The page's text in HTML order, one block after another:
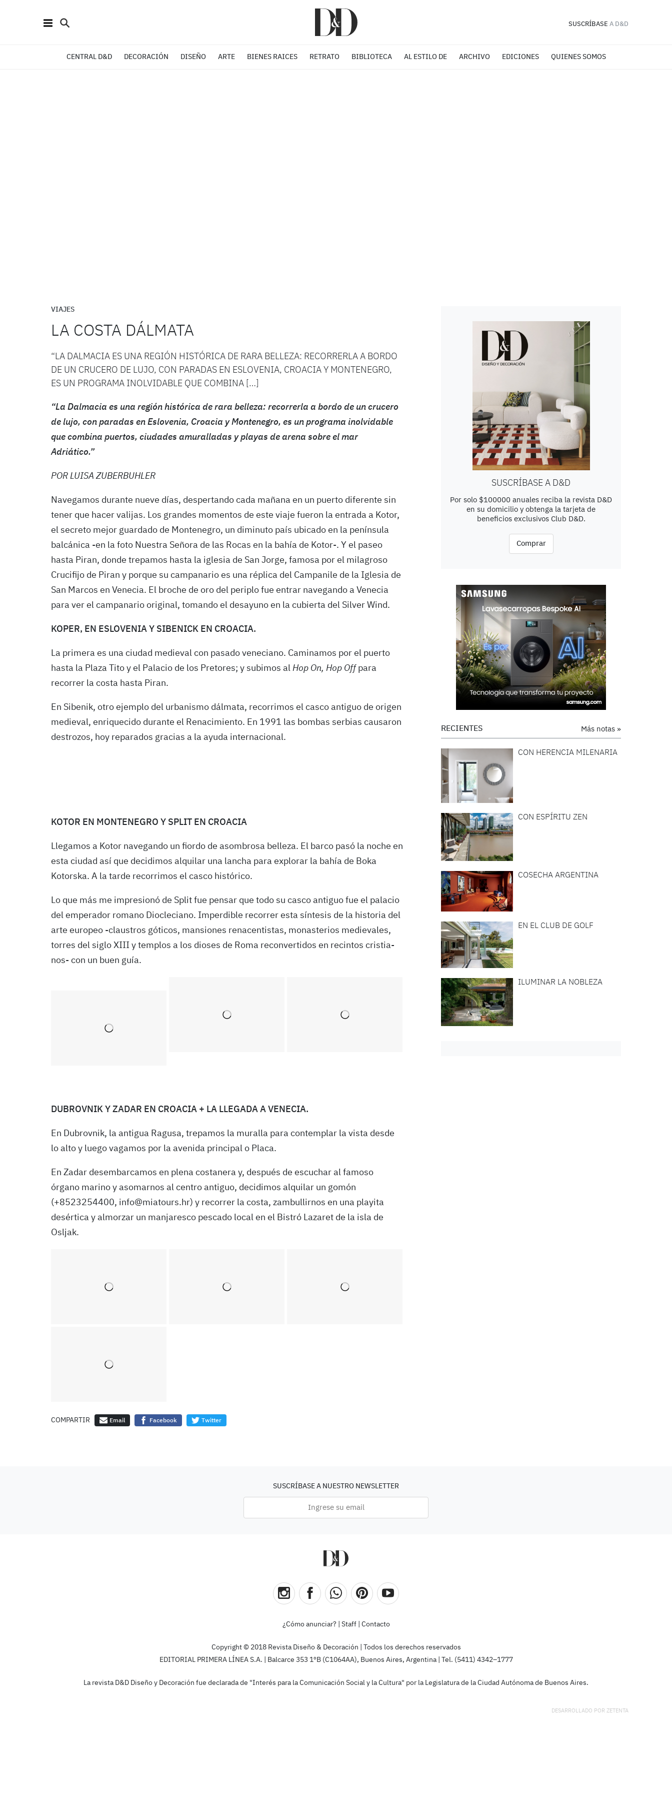
SUSCRÍBASE A D&D
CENTRAL D&D DECORACIÓN DISEÑO ARTE BIENES RAICES RETRATO BIBLIOTECA AL ESTILO DE ARCHIVO EDICIONES QUIENES SOMOS
VIAJES
LA COSTA DÁLMATA
“LA DALMACIA ES UNA REGIÓN HISTÓRICA DE RARA BELLEZA: RECORRERLA A BORDO
DE UN CRUCERO DE LUJO, CON PARADAS EN ESLOVENIA, CROACIA Y MONTENEGRO,
ES UN PROGRAMA INOLVIDABLE QUE COMBINA […]
“La Dalmacia es una región histórica de rara belleza: recorrerla a bordo de un crucero
de lujo, con paradas en Eslovenia, Croacia y Montenegro, es un programa inolvidable
que combina puertos, ciudades amuralladas y playas de arena sobre el mar
Adriático.”
POR LUISA ZUBERBUHLER
Navegamos durante nueve días, despertando cada mañana en un puerto diferente sin
tener que hacer valijas. Los grandes momentos de este viaje fueron la entrada a Kotor,
el secreto mejor guardado de Montenegro, un diminuto país ubicado en la península
balcánica -en la foto Nuestra Señora de las Rocas en la bahía de Kotor-. Y el paseo
hasta Piran, donde trepamos hasta la iglesia de San Jorge, famosa por el mila­groso
Crucifijo de Piran y porque su cam­panario es una réplica del Campanile de la Iglesia de
San Marcos en Venecia. El broche de oro del periplo fue entrar nave­gando a Venecia
para ver el campanario original, tomando el desayuno en la cubierta del Silver Wind.
KOPER, EN ESLOVENIA Y SIBENICK EN CROACIA.
La primera es una ciudad medieval con pasado veneciano. Caminamos por el puerto
hasta la Plaza Tito y el Palacio de los Pretores; y subimos al Hop On, Hop Off para
recorrer la costa hasta Piran.
En Sibenik, otro ejemplo del urbanismo dálmata, recorrimos el casco antiguo de origen
medieval, enriquecido durante el Renacimiento. En 1991 las bombas serbias causaron
des­trozos, hoy reparados gracias a la ayuda internacional.
KOTOR EN MONTENEGRO Y SPLIT EN CROACIA
Llegamos a Kotor navegando un fiordo de asom­brosa belleza. El barco pasó la noche en
esta ciudad así que decidimos alquilar una lancha para explorar la bahía de Boka
Kotorska. A la tarde recorrimos el casco histórico.
Lo que más me impresionó de Split fue pensar que todo su casco antiguo fue el palacio
del emperador romano Diocleciano. Imperdible recorrer esta sín­tesis de la historia del
arte europeo -claustros góticos, mansiones renacentistas, monasterios medievales,
torres del siglo XIII y templos a los dioses de Roma reconvertidos en recintos cristia­
nos- con un buen guía.
DUBROVNIK Y ZADAR EN CROACIA + LA LLEGADA A VENECIA.
En Dubrovnik, la antigua Ragusa, trepamos la muralla para con­templar la vista desde
lo alto y luego vagamos por la avenida principal o Placa.
En Zadar desembarcamos en plena costanera y, después de escuchar al famoso
órgano marino y asomarnos al centro anti­guo, decidimos alquilar un gomón
(+8523254400, info@mia­tours.hr) y recorrer la costa, zambullirnos en una playita
desértica y almorzar un manjaresco pescado local en el Bistró Lazaret de la isla de
Osljak.
COMPARTIR Email Facebook Twitter
SUSCRÍBASE A D&D
Por solo $100000 anuales reciba la revista D&D
en su domicilio y obtenga la tarjeta de
beneficios exclusivos Club D&D.
Comprar
Más notas »
RECIENTES
CON HERENCIA MILENARIA
CON ESPÍRITU ZEN
COSECHA ARGENTINA
EN EL CLUB DE GOLF
ILUMINAR LA NOBLEZA
SUSCRÍBASE A NUESTRO NEWSLETTER
¿Cómo anunciar? Staff| Contacto
Copyright © 2018 Revista Diseño & Decoración | Todos los derechos reservados
EDITORIAL PRIMERA LÍNEA S.A. | Balcarce 353 1ºB (C1064AA), Buenos Aires, Argentina | Tel. (5411) 4342–1777
La revista D&D Diseño y Decoración fue declarada de "Interés para la Comunicación Social y la Cultura" por la Legislatura de la Ciudad Autónoma de Buenos Aires.
DESARROLLADO POR ZETENTA